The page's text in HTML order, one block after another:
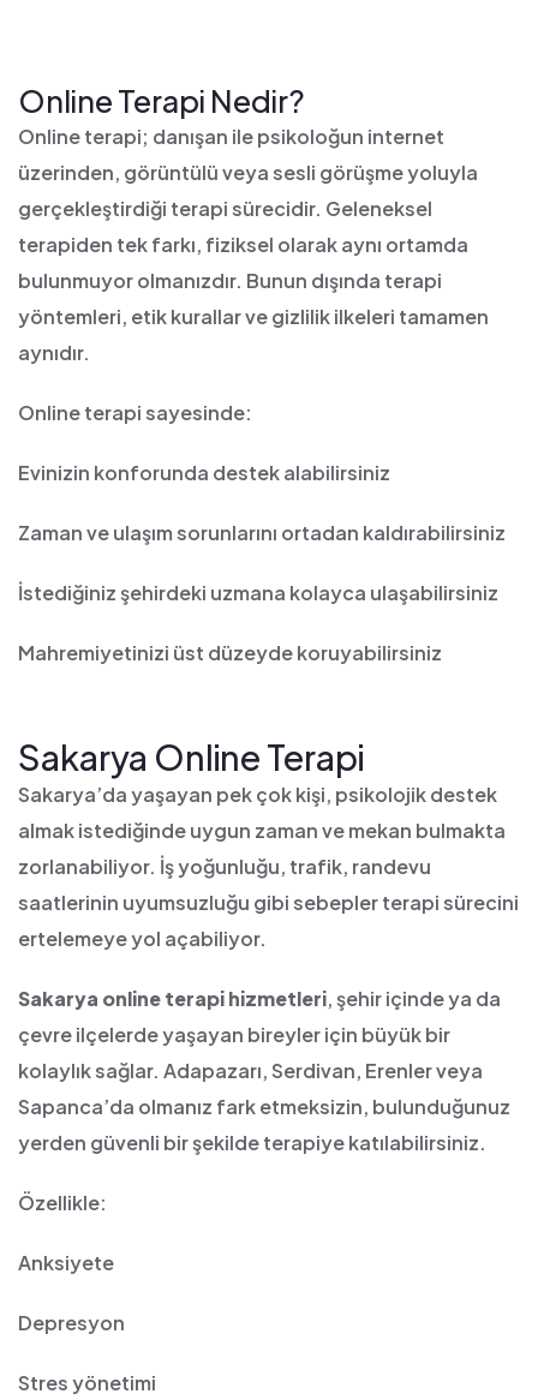
Online Terapi Nedir?
Online terapi; danışan ile psikoloğun internet
üzerinden, görüntülü veya sesli görüşme yoluyla
gerçekleştirdiği terapi sürecidir. Geleneksel
terapiden tek farkı, fiziksel olarak aynı ortamda
bulunmuyor olmanızdır. Bunun dışında terapi
yöntemleri, etik kurallar ve gizlilik ilkeleri tamamen
aynıdır.
Online terapi sayesinde:
Evinizin konforunda destek alabilirsiniz
Zaman ve ulaşım sorunlarını ortadan kaldırabilirsiniz
İstediğiniz şehirdeki uzmana kolayca ulaşabilirsiniz
Mahremiyetinizi üst düzeyde koruyabilirsiniz
Sakarya Online Terapi
Sakarya’da yaşayan pek çok kişi, psikolojik destek
almak istediğinde uygun zaman ve mekan bulmakta
zorlanabiliyor. İş yoğunluğu, trafik, randevu
saatlerinin uyumsuzluğu gibi sebepler terapi sürecini
ertelemeye yol açabiliyor.
Sakarya online terapi hizmetleri, şehir içinde ya da
çevre ilçelerde yaşayan bireyler için büyük bir
kolaylık sağlar. Adapazarı, Serdivan, Erenler veya
Sapanca’da olmanız fark etmeksizin, bulunduğunuz
yerden güvenli bir şekilde terapiye katılabilirsiniz.
Özellikle:
Anksiyete
Depresyon
Stres yönetimi